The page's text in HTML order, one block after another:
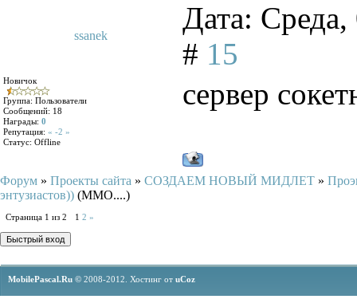
ssanek
Дата:
# 15
Новичок
Группа: Пользователи
Сообщений: 18
Награды: 0
Репутация: « -2 »
Статус: Offline
сервер
Форум » Проекты сайта » СОЗДАЕМ НОВЫЙ МИДЛЕТ »
энтузиастов)) (MMO....)
Страница 1 из 2 1 2 »
MobilePascal.Ru © 2008-2012. Хостинг от uCoz